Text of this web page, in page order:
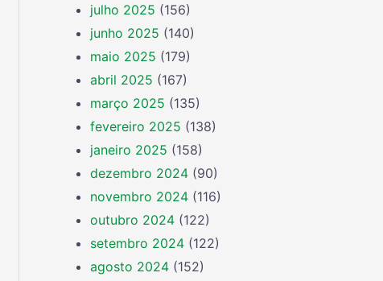
julho 2025 (156)
junho 2025 (140)
maio 2025 (179)
abril 2025 (167)
março 2025 (135)
fevereiro 2025 (138)
janeiro 2025 (158)
dezembro 2024 (90)
novembro 2024 (116)
outubro 2024 (122)
setembro 2024 (122)
agosto 2024 (152)